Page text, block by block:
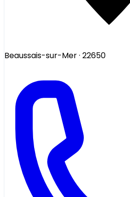
Beaussais-sur-Mer· 22650